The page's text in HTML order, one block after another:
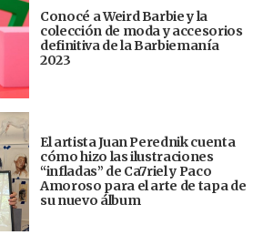
Conocé a Weird Barbie y la
colección de moda y accesorios
definitiva de la Barbiemanía
2023
El artista Juan Perednik cuenta
cómo hizo las ilustraciones
“infladas” de Ca7riel y Paco
Amoroso para el arte de tapa de
su nuevo álbum